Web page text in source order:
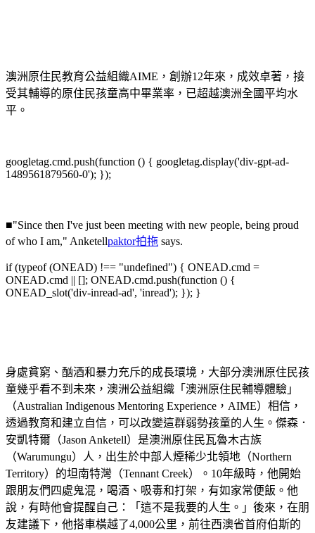
澳洲原住民教育公益組織AIME，創辦12年來，成效卓著，接
受其輔導的原住民孩童高中畢業率，已超越澳洲全國平均水
平。
googletag.cmd.push(function () { googletag.display('div-gpt-ad-
1489561879560-0'); });
■"Since then I've just been meeting with new people, being proud
of who I am," Anketellpaktor拍拖 says.
if (typeof (ONEAD) !== "undefined") { ONEAD.cmd =
ONEAD.cmd || []; ONEAD.cmd.push(function () {
ONEAD_slot('div-inread-ad', 'inread'); }); }
身處貧窮、酗酒和暴力充斥的成長環境，大部分澳洲原住民孩
童幾乎看不到未來，澳洲公益組織「澳洲原住民輔導體驗」
（Australian Indigenous Mentoring Experience，AIME）相信，
透過教育和建立自信，可以改變這群弱勢孩童的人生。傑森．
安凱特爾（Jason Anketell）是澳洲原住民瓦魯木古族
（Warumungu）人，出生於中部人煙稀少北領地（Northern
Territory）的坦南特灣（Tennant Creek）。10年級時，他開始
跟朋友們四處鬼混，喝酒、吸毒和打架，有如家常便飯。他
說，有時他會提醒自己：「這不是我要的人生。」後來，在朋
友建議下，他搭車橫越了4,000公里，前往西澳省首府伯斯的